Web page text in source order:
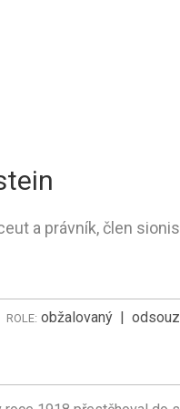
a právník, člen
ROLE: obžalovaný |